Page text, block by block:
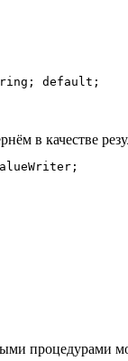
в качестве
процедурами